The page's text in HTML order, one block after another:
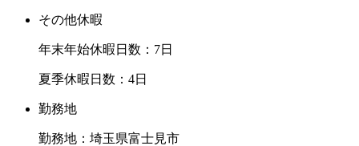
その他休暇
年末年始休暇日数：7日
夏季休暇日数：4日
勤務地
勤務地：埼玉県富士見市